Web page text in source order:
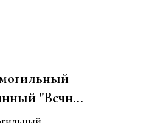
"Вечная
2,3 м."